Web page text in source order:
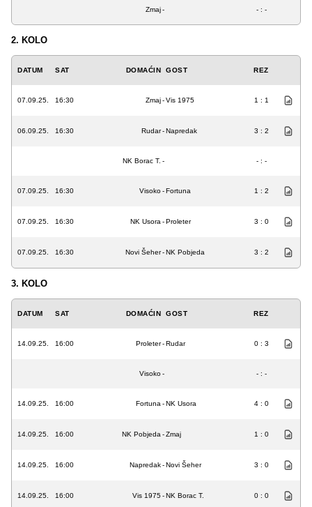
Zmaj- - : -
2. KOLO
DATUM SAT DOMAĆIN GOST REZ
07.09.25. 16:30 Zmaj-Vis 1975 1 : 1
06.09.25. 16:30 Rudar-Napredak 3 : 2
NK Borac T. - - : -
07.09.25. 16:30 Visoko-Fortuna 1 : 2
07.09.25. 16:30 NK Usora -Proleter 3 : 0
07.09.25. 16:30 Novi Šeher-NK Pobjeda 3 : 2
3. KOLO
DATUM SAT DOMAĆIN GOST REZ
14.09.25. 16:00 Proleter-Rudar 0 : 3
Visoko- - : -
14.09.25. 16:00 Fortuna -NK Usora 4 : 0
14.09.25. 16:00 NK Pobjeda -Zmaj 1 : 0
14.09.25. 16:00 Napredak-Novi Šeher 3 : 0
14.09.25. 16:00 Vis 1975-NK Borac T. 0 : 0